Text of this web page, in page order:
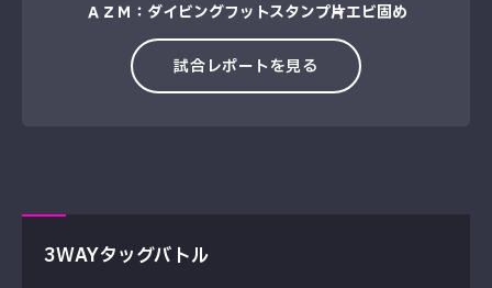
ＡＺＭ：ダイビングフットスタンプ→片エビ固め
試合レポートを見る
3WAYタッグバトル